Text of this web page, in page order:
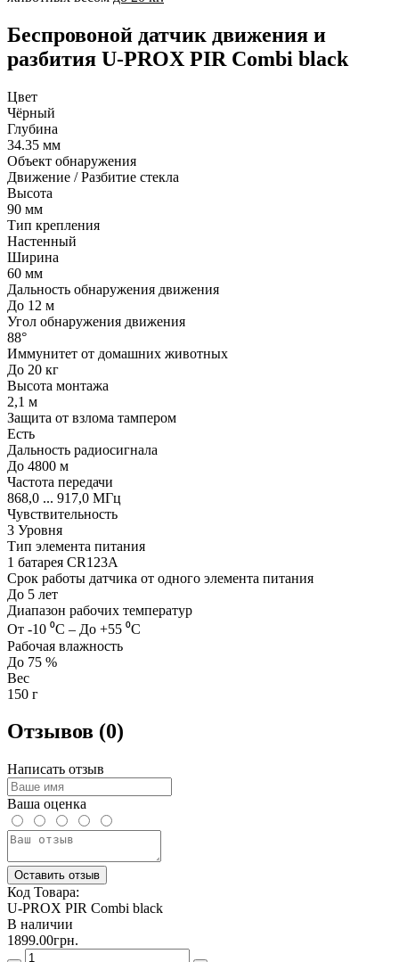
Беспровоной датчик движения и
разбития U-PROX PIR Combi black
Цвет
Чёрный
Глубина
34.35 мм
Объект обнаружения
Движение / Разбитие стекла
Высота
90 мм
Тип крепления
Настенный
Ширина
60 мм
Дальность обнаружения движения
До 12 м
Угол обнаружения движения
88°
Иммунитет от домашних животных
До 20 кг
Высота монтажа
2,1 м
Защита от взлома тампером
Есть
Дальность радиосигнала
До 4800 м
Частота передачи
868,0 ... 917,0 МГц
Чувствительность
3 Уровня
Тип элемента питания
1 батарея CR123A
Срок работы датчика от одного элемента питания
До 5 лет
Диапазон рабочих температур
От -10 ⁰C – До +55 ⁰C
Рабочая влажность
До 75 %
Вес
150 г
Отзывов (0)
Написать отзыв
Ваша оценка
Оставить отзыв
Код Товара:
U-PROX PIR Combi black
В наличии
1899.00грн.